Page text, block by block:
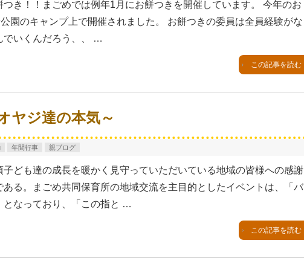
き！！まごめでは例年1月にお餅つきを開催しています。 今年のお
園のキャンプ上で開催されました。 お餅つきの委員は全員経験がな
でいくんだろう、、 …
この記事を読む
ヤジ達の本気～
年間行事 親ブログ
子ども達の成長を暖かく見守っていただいている地域の皆様への感謝
ある。まごめ共同保育所の地域交流を主目的としたイベントは、「バ
となっており、「この指と …
この記事を読む